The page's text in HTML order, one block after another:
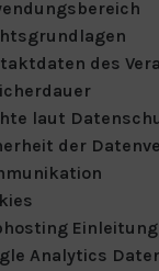
des
laut
der
Einleitung
Analytics